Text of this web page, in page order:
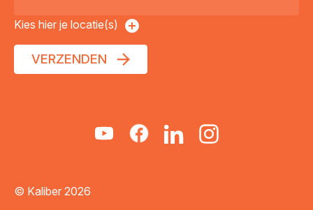
Kies hier je locatie(s)
VERZENDEN
© Kaliber 2026